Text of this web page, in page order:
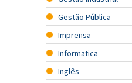
Gestão Pública
Imprensa
Informatica
Inglês